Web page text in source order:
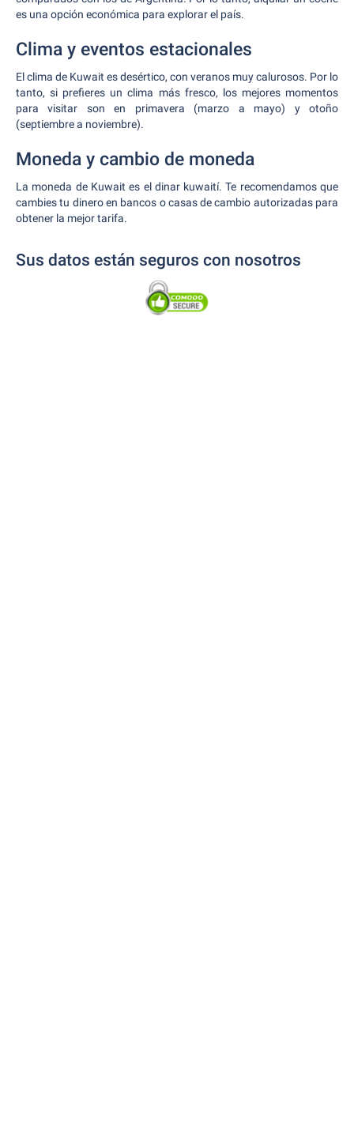
es una opción económica para explorar el país.
Clima y eventos estacionales
El clima de Kuwait es desértico, con veranos muy calurosos. Por lo
tanto, si prefieres un clima más fresco, los mejores momentos
para visitar son en primavera (marzo a mayo) y otoño
(septiembre a noviembre).
Moneda y cambio de moneda
La moneda de Kuwait es el dinar kuwaití. Te recomendamos que
cambies tu dinero en bancos o casas de cambio autorizadas para
obtener la mejor tarifa.
Sus datos están seguros con nosotros